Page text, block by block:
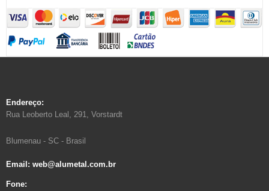
Endereço:
Rua Leoberto Leal, 291, Vorstardt
Blumenau - SC - Brasil
Email: web@alumetal.com.br
Fone: